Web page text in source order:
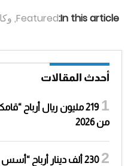
In this article:
Featured
,
أحدث المقالات
219 مليون ريال أرباح
من 2026
230 ألف دينار أرباح